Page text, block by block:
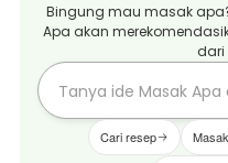
Bingung mau masak
Apa akan
dari
Cari resep